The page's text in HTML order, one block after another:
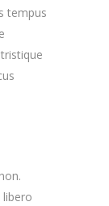
tempus
libero